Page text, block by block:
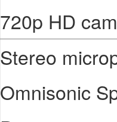
720p HD
Stereo
Omnisonic